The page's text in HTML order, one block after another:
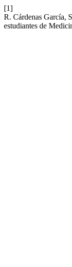
[1]
R. Cárdenas García,
estudiantes de